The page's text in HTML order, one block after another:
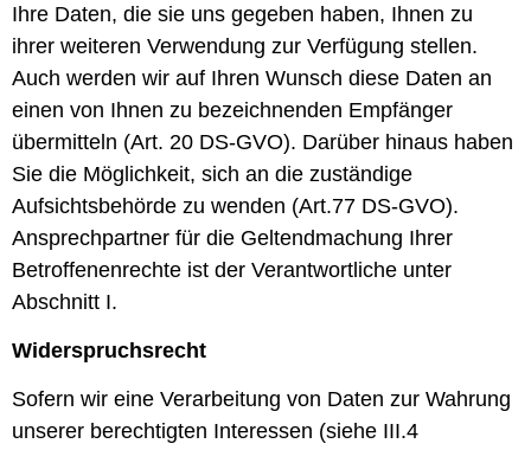
Ihre Daten, die sie uns gegeben haben, Ihnen zu
ihrer weiteren Verwendung zur Verfügung stellen.
Auch werden wir auf Ihren Wunsch diese Daten an
einen von Ihnen zu bezeichnenden Empfänger
übermitteln (Art. 20 DS-GVO). Darüber hinaus haben
Sie die Möglichkeit, sich an die zuständige
Aufsichtsbehörde zu wenden (Art.77 DS-GVO).
Ansprechpartner für die Geltendmachung Ihrer
Betroffenenrechte ist der Verantwortliche unter
Abschnitt I.
Widerspruchsrecht
Sofern wir eine Verarbeitung von Daten zur Wahrung
unserer berechtigten Interessen (siehe III.4